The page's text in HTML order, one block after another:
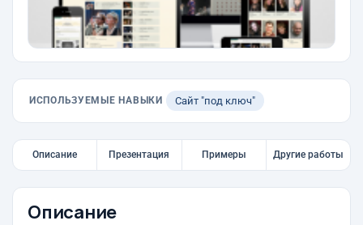
ИСПОЛЬЗУЕМЫЕ НАВЫКИ Сайт "под ключ"
Описание Презентация Примеры Другие работы
Описание